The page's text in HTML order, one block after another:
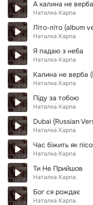
А калина не верба
Наталка Карпа
Літо-літо (album
Наталка Карпа
Я падаю з неба
Наталка Карпа
Калина не верба
Наталка Карпа
Піду за тобою
Наталка Карпа
Dubai (Russian
Наталка Карпа
Час біжить як
Наталка Карпа
Ти Не Прийшов
Наталка Карпа
Бог ся рождає
Наталка Карпа